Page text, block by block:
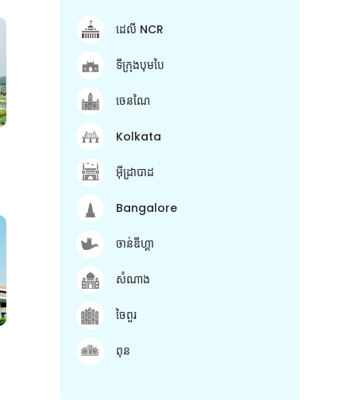
ដេលី NCR
ទីក្រុងបុមបៃ
ចេនណៃ
Kolkata
អ៊ីដ្រាបាដ
Bangalore
ចាន់ឌីហ្គា
សំណាង
ចៃពួរ
ពុន